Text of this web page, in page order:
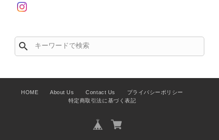
search
HOME About Us Contact Us
プライバシーポリシー
特定商取引法に基づく表記